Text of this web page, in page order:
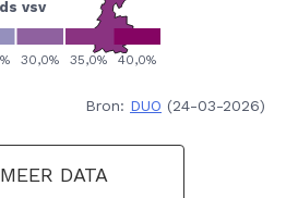
Bron: DUO (24-03-2026)
MEER DATA